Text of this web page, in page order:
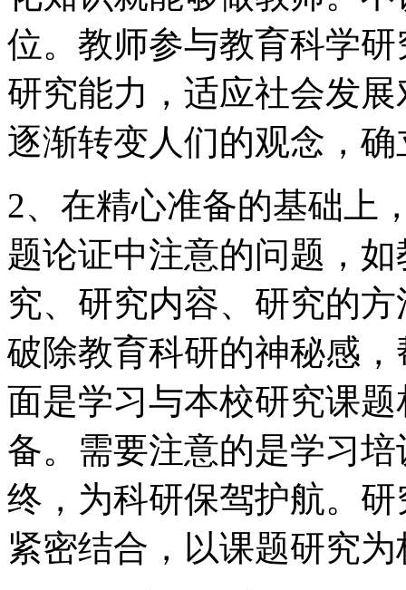
位。教师参与教育科学
研究能力，适应社会发
逐渐转变人们的观念，
2、在精心准备的基础上
题论证中注意的问题，
究、研究内容、研究的
破除教育科研的神秘感
面是学习与本校研究课
备。需要注意的是学习
终，为科研保驾护航。
紧密结合，以课题研究